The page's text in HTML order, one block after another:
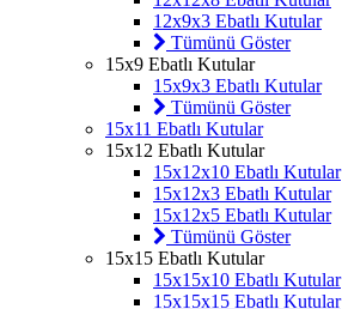
12x9x3 Ebatlı Kutular
Tümünü Göster
15x9 Ebatlı Kutular
15x9x3 Ebatlı Kutular
Tümünü Göster
15x11 Ebatlı Kutular
15x12 Ebatlı Kutular
15x12x10 Ebatlı Kutular
15x12x3 Ebatlı Kutular
15x12x5 Ebatlı Kutular
Tümünü Göster
15x15 Ebatlı Kutular
15x15x10 Ebatlı Kutular
15x15x15 Ebatlı Kutular